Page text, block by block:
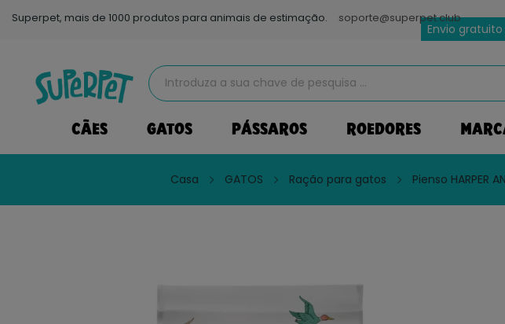
Superpet, mais de 1000 produtos para animais de estimação. soporte@superpet.club
Envio
CÃES GATOS PÁSSAROS ROEDORES
Casa GATOS Ração para gatos Pienso HARPER